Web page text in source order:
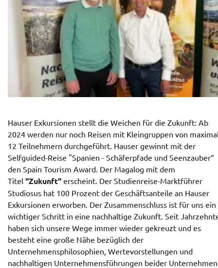
Hauser Exkursionen stellt die Weichen für die Zukunft: Ab
2024 werden nur noch Reisen mit Kleingruppen von
12 Teilnehmern durchgeführt. Hauser gewinnt mit der
Selfguided-Reise "Spanien - Schäferpfade und Seenzauber“
den Spain Tourism Award. Der Magalog mit dem
Titel "Zukunft" erscheint. Der Studienreise-Marktführer
Studiosus hat 100 Prozent der Geschäftsanteile an Hauser
Exkursionen erworben. Der Zusammenschluss ist für uns ein
wichtiger Schritt in eine nachhaltige Zukunft. Seit
haben sich unsere Wege immer wieder gekreuzt und es
besteht eine große Nähe bezüglich der
Unternehmensphilosophien, Wertevorstellungen und
nachhaltigen Unternehmensführungen beider